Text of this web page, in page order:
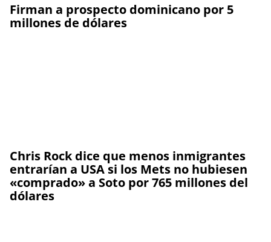
Firman a prospecto dominicano por 5
millones de dólares
Chris Rock dice que menos inmigrantes
entrarían a USA si los Mets no hubiesen
«comprado» a Soto por 765 millones del
dólares